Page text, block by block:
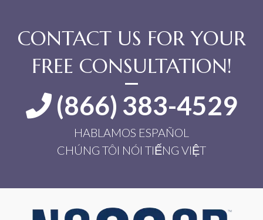
CONTACT US FOR YOUR
FREE CONSULTATION!
(866) 383-4529
HABLAMOS ESPAÑOL
CHÚNG TÔI NÓI TIẾNG VIỆT